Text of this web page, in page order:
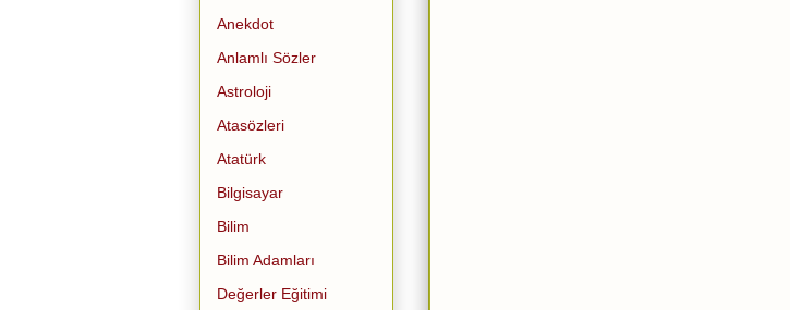
Anekdot
Anlamlı Sözler
Astroloji
Atasözleri
Atatürk
Bilgisayar
Bilim
Bilim Adamları
Değerler Eğitimi